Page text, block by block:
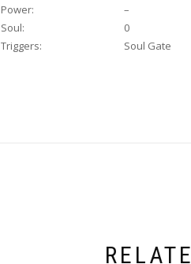
Power:
–
Soul:
0
Triggers:
Soul Gate